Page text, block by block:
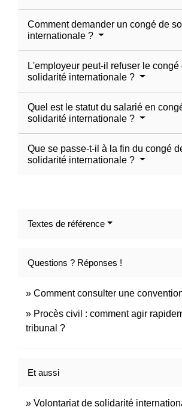
Comment demander un congé de
internationale ?
L'employeur peut-il refuser le congé
solidarité internationale ?
Quel est le statut du salarié en
solidarité internationale ?
Que se passe-t-il à la fin du congé
solidarité internationale ?
Textes de référence
Questions ? Réponses !
Comment consulter une
Procès civil : comment agir
tribunal ?
Et aussi
Volontariat de solidarité